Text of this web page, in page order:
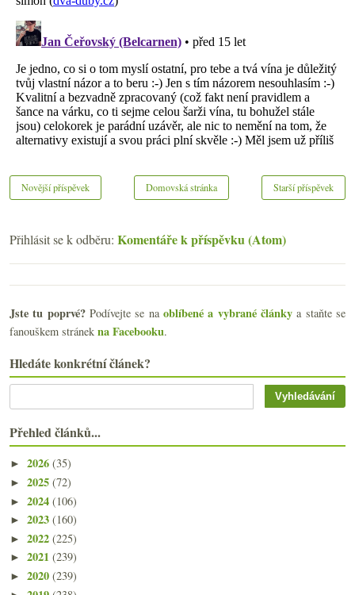
Novější příspěvek Starší příspěvek
Domovská stránka
Přihlásit se k odběru: Komentáře k příspěvku (Atom)
Jste tu poprvé?Podívejte se naoblíbené a vybrané články a staňte se
fanouškem stránek na Facebooku.
Hledáte konkrétní článek?
Přehled článků...
► 2026 (35)
► 2025 (72)
► 2024 (106)
► 2023 (160)
► 2022 (225)
► 2021 (239)
► 2020 (239)